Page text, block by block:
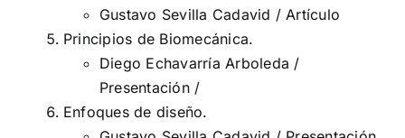
Gustavo Sevilla Cadavid / Artículo
Principios de Biomecánica.
Diego Echavarría Arboleda /
Presentación/
Enfoques de diseño.